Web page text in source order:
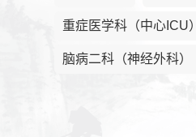
重症医学科（中心ICU）
脑病二科（神经外科）